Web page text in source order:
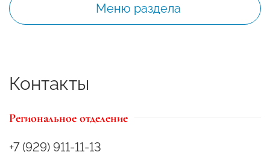
Меню раздела
Контакты
Региональное отделение
+7 (929) 911-11-13